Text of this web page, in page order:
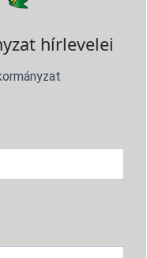
hírlevelei